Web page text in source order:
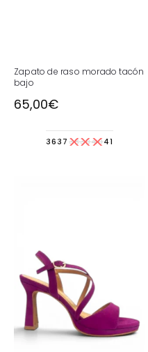
Zapato de raso morado tacón
bajo
65,00€
363738394041